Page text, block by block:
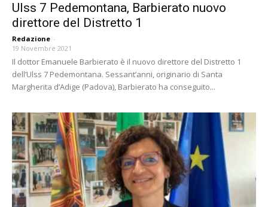
Ulss 7 Pedemontana, Barbierato nuovo
direttore del Distretto 1
Redazione -
19 Novembre 2021
Il dottor Emanuele Barbierato è il nuovo direttore del Distretto 1
dell’Ulss 7 Pedemontana. Sessant’anni, originario di Santa
Margherita d’Adige (Padova), Barbierato ha conseguito...